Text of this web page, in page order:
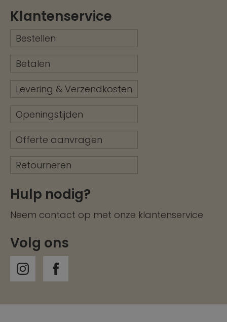
Klantenservice
Bestellen
Betalen
Levering & Verzendkosten
Openingstijden
Offerte aanvragen
Retourneren
Hulp nodig?
Neem contact op met onze klantenservice
Volg ons